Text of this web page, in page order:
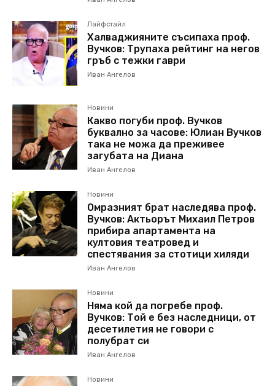
Лайфстайл
Халваджияните съсипаха проф.
Вучков: Трупаха рейтинг на негов
гръб с тежки гаври
Иван Ангелов
Новини
Какво погуби проф. Вучков
буквално за часове: Юлиан Вучков
така не можа да преживее
загубата на Диана
Иван Ангелов
Новини
Омразният брат наследява проф.
Вучков: Актьорът Михаил Петров
прибира апартамента на
култовия театровед и
спестявания за стотици хиляди
Иван Ангелов
Новини
Няма кой да погребе проф.
Вучков: Той е без наследници, от
десетилетия не говори с
полубрат си
Иван Ангелов
Новини